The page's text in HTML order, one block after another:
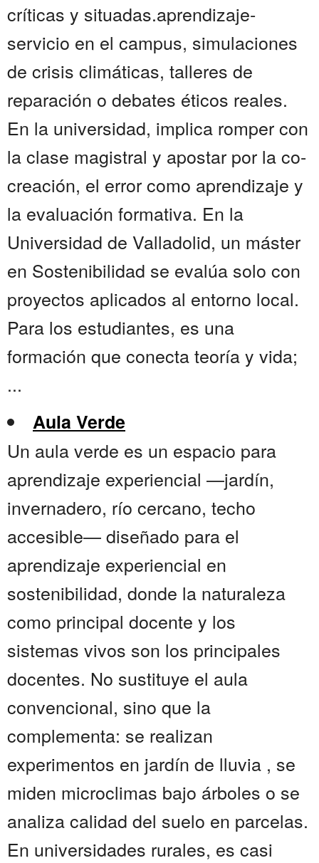
críticas y situadas.aprendizaje-
servicio en el campus, simulaciones
de crisis climáticas, talleres de
reparación o debates éticos reales.
En la universidad, implica romper con
la clase magistral y apostar por la co-
creación, el error como aprendizaje y
la evaluación formativa. En la
Universidad de Valladolid, un máster
en Sostenibilidad se evalúa solo con
proyectos aplicados al entorno local.
Para los estudiantes, es una
formación que conecta teoría y vida;
...
Aula Verde
Un aula verde es un espacio para
aprendizaje experiencial —jardín,
invernadero, río cercano, techo
accesible— diseñado para el
aprendizaje experiencial en
sostenibilidad, donde la naturaleza
como principal docente y los
sistemas vivos son los principales
docentes. No sustituye el aula
convencional, sino que la
complementa: se realizan
experimentos en jardín de lluvia , se
miden microclimas bajo árboles o se
analiza calidad del suelo en parcelas.
En universidades rurales, es casi